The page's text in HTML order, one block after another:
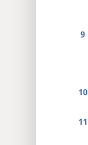
9
10
11